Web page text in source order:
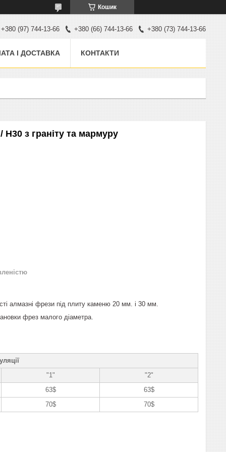
Кошик
+380 (97) 744-13-66 +380 (66) 744-13-66 +380 (73) 744-13-66
І ДОСТАВКА КОНТАКТИ
з граніту та мармуру
алмазні фрези під плиту каменю 20 мм. і 30 мм.
фрез малого діаметра.
"1"
"2"
63$
63$
70$
70$